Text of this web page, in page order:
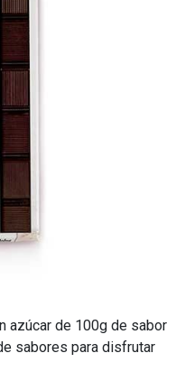
azúcar de 100g de sabor
sabores para disfrutar